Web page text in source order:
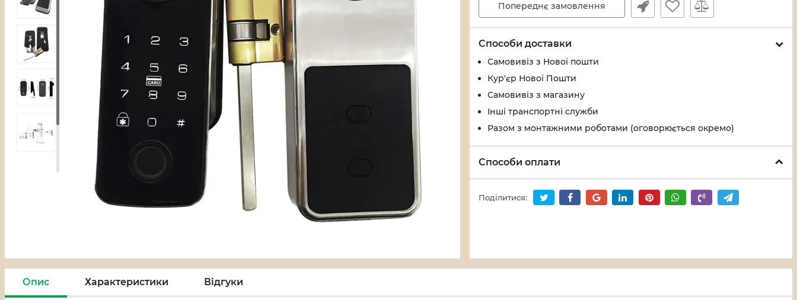
Попереднє замовлення
Способи доставки
Самовивіз з Нової пошти
Кур'єр Нової Пошти
Самовивіз з магазину
Інші транспортні служби
Разом з монтажними роботами (оговорюється окремо)
Способи оплати
Поділитися:
Опис Характеристики Відгуки